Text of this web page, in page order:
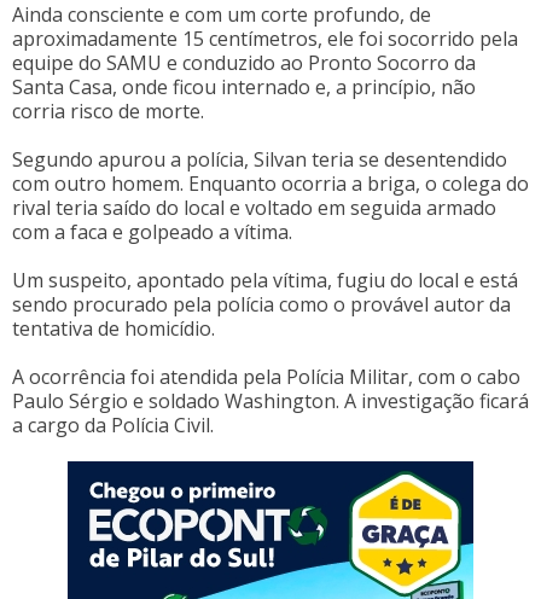
Ainda consciente e com um corte profundo, de
aproximadamente 15 centímetros, ele foi socorrido pela
equipe do SAMU e conduzido ao Pronto Socorro da
Santa Casa, onde ficou internado e, a princípio, não
corria risco de morte.
Segundo apurou a polícia, Silvan teria se desentendido
com outro homem. Enquanto ocorria a briga, o colega do
rival teria saído do local e voltado em seguida armado
com a faca e golpeado a vítima.
Um suspeito, apontado pela vítima, fugiu do local e está
sendo procurado pela polícia como o provável autor da
tentativa de homicídio.
A ocorrência foi atendida pela Polícia Militar, com o cabo
Paulo Sérgio e soldado Washington. A investigação ficará
a cargo da Polícia Civil.